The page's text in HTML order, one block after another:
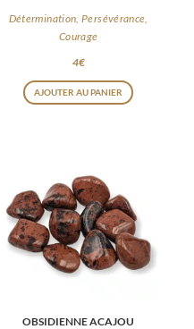
Détermination, Persévérance,
Courage
4€
AJOUTER AU PANIER
OBSIDIENNE ACAJOU